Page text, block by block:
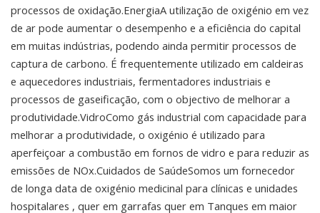
processos de oxidação.EnergiaA utilização de oxigénio em vez
de ar pode aumentar o desempenho e a eficiência do capital
em muitas indústrias, podendo ainda permitir processos de
captura de carbono. É frequentemente utilizado em caldeiras
e aquecedores industriais, fermentadores industriais e
processos de gaseificação, com o objectivo de melhorar a
produtividade.VidroComo gás industrial com capacidade para
melhorar a produtividade, o oxigénio é utilizado para
aperfeiçoar a combustão em fornos de vidro e para reduzir as
emissões de NOx.Cuidados de SaúdeSomos um fornecedor
de longa data de oxigénio medicinal para clínicas e unidades
hospitalares , quer em garrafas quer em Tanques em maior